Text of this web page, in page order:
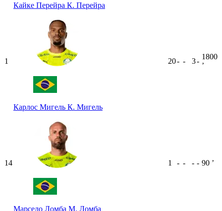
Кайке Перейра К. Перейра
1
Карлос Мигель К. Мигель
20- - 3-
1800
ʼ
14
Марсело Ломба М. Ломба
1 - - - - 90 ʼ